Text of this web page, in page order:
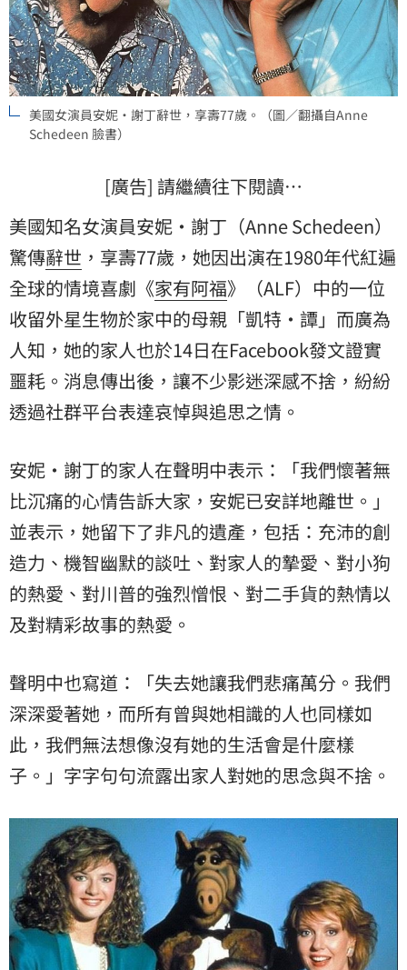
美國女演員安妮·謝丁辭世，享壽77歲。（圖／翻攝自Anne
Schedeen 臉書）
[廣告] 請繼續往下閱讀…
美國知名女演員安妮·謝丁（Anne Schedeen）
驚傳辭世 ，享壽77歲，她因出演在1980年代紅遍
全球的情境喜劇《家有阿福》（ALF）中的一位
收留外星生物於家中的母親「凱特·譚」而廣為
人知，她的家人也於14日在Facebook發文證實
噩耗。消息傳出後，讓不少影迷深感不捨，紛紛
透過社群平台表達哀悼與追思之情。
安妮·謝丁的家人在聲明中表示：「我們懷著無
比沉痛的心情告訴大家，安妮已安詳地離世。」
並表示，她留下了非凡的遺產，包括：充沛的創
造力、機智幽默的談吐、對家人的摯愛、對小狗
的熱愛、對川普的強烈憎恨、對二手貨的熱情以
及對精彩故事的熱愛。
聲明中也寫道：「失去她讓我們悲痛萬分。我們
深深愛著她，而所有曾與她相識的人也同樣如
此，我們無法想像沒有她的生活會是什麼樣
子。」字字句句流露出家人對她的思念與不捨。